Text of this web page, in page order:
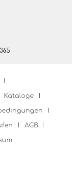
Kataloge
AGB